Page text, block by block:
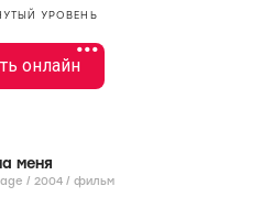
УРОВЕНЬ
•••
онлайн
меня
Comme une image / 2004 / фильм